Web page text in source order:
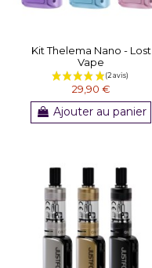
Kit Thelema Nano - Lost
Vape
29,90 €
Ajouter au panier